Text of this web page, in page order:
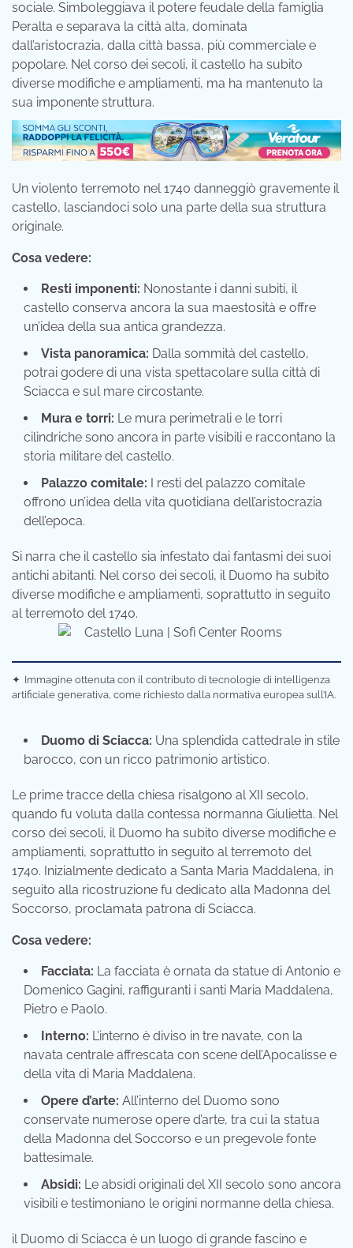
sociale. Simboleggiava il potere feudale della famiglia
Peralta e separava la città alta, dominata
dall’aristocrazia, dalla città bassa, più commerciale e
popolare. Nel corso dei secoli, il castello ha subito
diverse modifiche e ampliamenti, ma ha mantenuto la
sua imponente struttura.
Un violento terremoto nel 1740 danneggiò gravemente il
castello, lasciandoci solo una parte della sua struttura
originale.
Cosa vedere:
Resti imponenti: Nonostante i danni subiti, il
castello conserva ancora la sua maestosità e offre
un’idea della sua antica grandezza.
Vista panoramica: Dalla sommità del castello,
potrai godere di una vista spettacolare sulla città di
Sciacca e sul mare circostante.
Mura e torri: Le mura perimetrali e le torri
cilindriche sono ancora in parte visibili e raccontano la
storia militare del castello.
Palazzo comitale: I resti del palazzo comitale
offrono un’idea della vita quotidiana dell’aristocrazia
dell’epoca.
Si narra che il castello sia infestato dai fantasmi dei suoi
antichi abitanti. Nel corso dei secoli, il Duomo ha subito
diverse modifiche e ampliamenti, soprattutto in seguito
al terremoto del 1740.
✦ Immagine ottenuta con il contributo di tecnologie di intelligenza
artificiale generativa, come richiesto dalla normativa europea sull’IA.
Duomo di Sciacca: Una splendida cattedrale in stile
barocco, con un ricco patrimonio artistico.
Le prime tracce della chiesa risalgono al XII secolo,
quando fu voluta dalla contessa normanna Giulietta. Nel
corso dei secoli, il Duomo ha subito diverse modifiche e
ampliamenti, soprattutto in seguito al terremoto del
1740. Inizialmente dedicato a Santa Maria Maddalena, in
seguito alla ricostruzione fu dedicato alla Madonna del
Soccorso, proclamata patrona di Sciacca.
Cosa vedere:
Facciata: La facciata è ornata da statue di Antonio e
Domenico Gagini, raffiguranti i santi Maria Maddalena,
Pietro e Paolo.
Interno: L’interno è diviso in tre navate, con la
navata centrale affrescata con scene dell’Apocalisse e
della vita di Maria Maddalena.
Opere d’arte: All’interno del Duomo sono
conservate numerose opere d’arte, tra cui la statua
della Madonna del Soccorso e un pregevole fonte
battesimale.
Absidi: Le absidi originali del XII secolo sono ancora
visibili e testimoniano le origini normanne della chiesa.
il Duomo di Sciacca è un luogo di grande fascino e